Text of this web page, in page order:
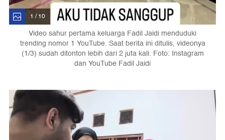
1 / 10
Video sahur pertama keluarga Fadil Jaidi menduduki
trending nomor 1 YouTube. Saat berita ini ditulis, videonya
(1/3) sudah ditonton lebih dari 2 juta kali. Foto: Instagram
dan YouTube Fadil Jaidi